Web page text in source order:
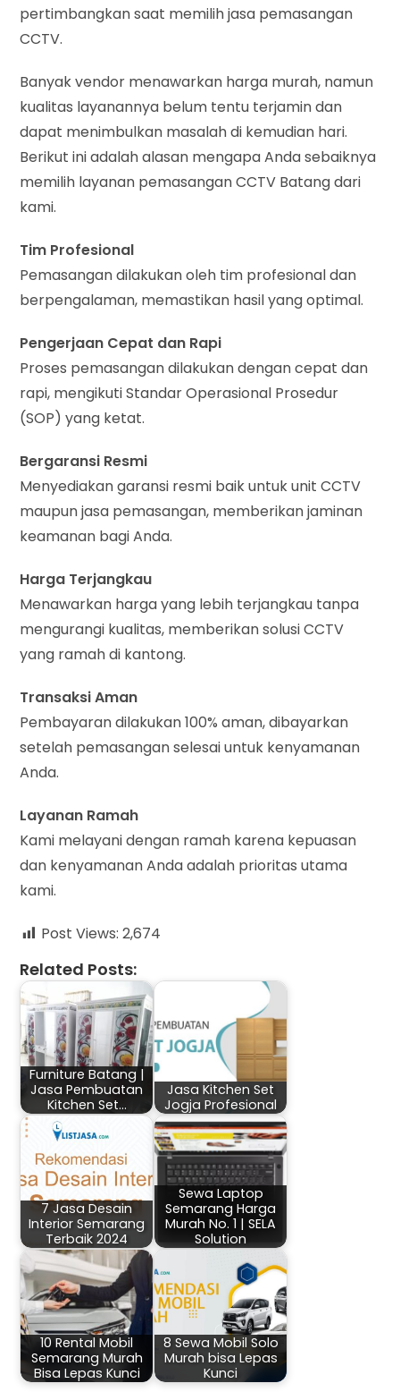
pertimbangkan saat memilih jasa pemasangan
CCTV.
Banyak vendor menawarkan harga murah, namun
kualitas layanannya belum tentu terjamin dan
dapat menimbulkan masalah di kemudian hari.
Berikut ini adalah alasan mengapa Anda sebaiknya
memilih layanan pemasangan CCTV Batang dari
kami.
Tim Profesional
Pemasangan dilakukan oleh tim profesional dan
berpengalaman, memastikan hasil yang optimal.
Pengerjaan Cepat dan Rapi
Proses pemasangan dilakukan dengan cepat dan
rapi, mengikuti Standar Operasional Prosedur
(SOP) yang ketat.
Bergaransi Resmi
Menyediakan garansi resmi baik untuk unit CCTV
maupun jasa pemasangan, memberikan jaminan
keamanan bagi Anda.
Harga Terjangkau
Menawarkan harga yang lebih terjangkau tanpa
mengurangi kualitas, memberikan solusi CCTV
yang ramah di kantong.
Transaksi Aman
Pembayaran dilakukan 100% aman, dibayarkan
setelah pemasangan selesai untuk kenyamanan
Anda.
Layanan Ramah
Kami melayani dengan ramah karena kepuasan
dan kenyamanan Anda adalah prioritas utama
kami.
Post Views: 2,674
Related Posts:
Furniture Batang |
Jasa Pembuatan
Kitchen Set…
Jasa Kitchen Set
Jogja Profesional
7 Jasa Desain
Interior Semarang
Terbaik 2024
Sewa Laptop
Semarang Harga
Murah No. 1 | SELA
Solution
10 Rental Mobil
Semarang Murah
Bisa Lepas Kunci
8 Sewa Mobil Solo
Murah bisa Lepas
Kunci